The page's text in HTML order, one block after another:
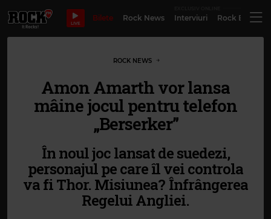
LIVE
Bilete Rock News Interviuri Rock
ROCK NEWS
Amon Amarth vor lansa
mâine jocul pentru telefon
„Berserker”
În noul joc lansat de suedezi,
personajul pe care îl vei controla
va fi Thor. Misiunea? Înfrângerea
Regelui Angliei.